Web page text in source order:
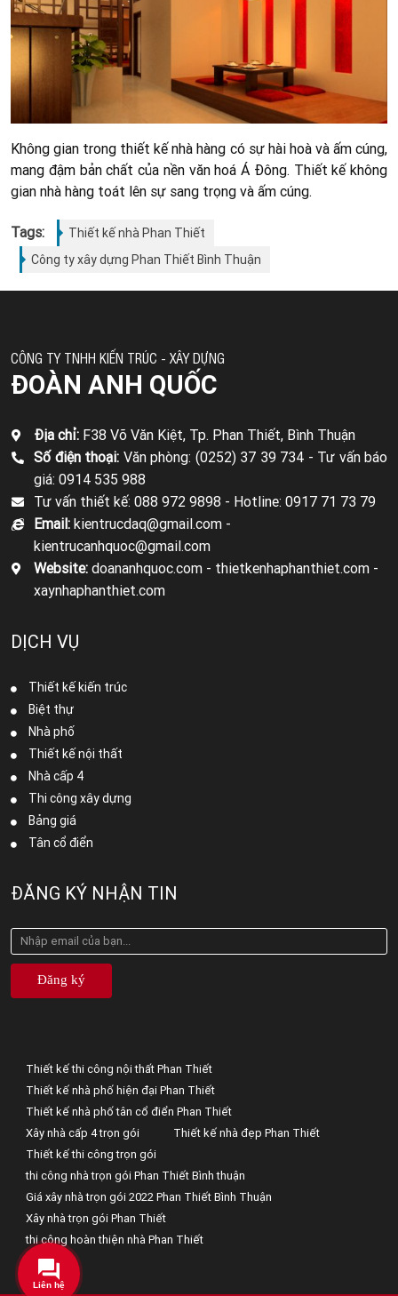
Không gian trong thiết kế nhà hàng có sự hài hoà và ấm cúng,
mang đậm bản chất của nền văn hoá Á Đông. Thiết kế không
gian nhà hàng toát lên sự sang trọng và ấm cúng.
Tags:
Thiết kế nhà Phan Thiết
Công ty xây dựng Phan Thiết Bình Thuận
CÔNG TY TNHH KIẾN TRÚC - XÂY DỰNG
ĐOÀN ANH QUỐC
Địa chỉ: F38 Võ Văn Kiệt, Tp. Phan Thiết, Bình Thuận
Số điện thoại: Văn phòng: (0252) 37 39 734 - Tư vấn báo
giá: 0914 535 988
Tư vấn thiết kế: 088 972 9898 - Hotline: 0917 71 73 79
Email: kientrucdaq@gmail.com -
kientrucanhquoc@gmail.com
Website: doananhquoc.com - thietkenhaphanthiet.com -
xaynhaphanthiet.com
DỊCH VỤ
Thiết kế kiến trúc
Biệt thự
Nhà phố
Thiết kế nội thất
Nhà cấp 4
Thi công xây dựng
Bảng giá
Tân cổ điển
ĐĂNG KÝ NHẬN TIN
Đăng ký
Thiết kế thi công nội thất Phan Thiết
Thiết kế nhà phố hiện đại Phan Thiết
Thiết kế nhà phố tân cổ điển Phan Thiết
Xây nhà cấp 4 trọn gói
Thiết kế nhà đẹp Phan Thiết
Thiết kế thi công trọn gói
thi công nhà trọn gói Phan Thiết Bình thuận
Giá xây nhà trọn gói 2022 Phan Thiết Bình Thuận
Xây nhà trọn gói Phan Thiết
thi công hoàn thiện nhà Phan Thiết
Liên hệ